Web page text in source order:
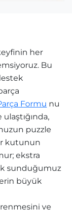
her
Bu
Formu nu
puzzle
kutunun
ekstra
sunduğumuz
büyük
ve